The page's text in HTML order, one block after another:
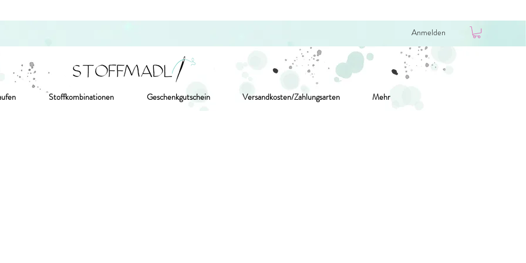
Anmelden
Stoffkombinationen Geschenkgutschein Versandkosten/Zahlungsarten Mehr